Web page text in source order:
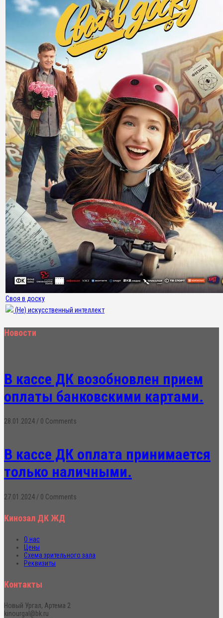
Своя в доску
(Не) искусственный интеллект
Новости
В кассе ДК возобновлен прием
оплаты банковскими картами.
28.01.2024 / 0 Comments
В кассе ДК оплата принимается
только наличными.
27.01.2024 / 0 Comments
Кинозал ДК ЖД
О нас
Цены
Схема зрительного зала
Реквизиты
Контакты
Новый Ургал, Артема 2
kinourgal@bk.ru